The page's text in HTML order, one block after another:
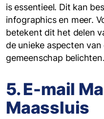
is essentieel. Dit kan
infographics en meer.
betekent dit het delen
de unieke aspecten
gemeenschap belichten.
5. E-mail
Maassluis